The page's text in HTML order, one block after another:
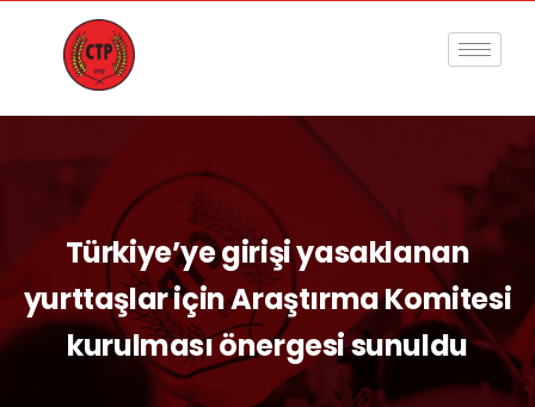
Türkiye’ye girişi yasaklanan
yurttaşlar için Araştırma Komitesi
kurulması önergesi sunuldu